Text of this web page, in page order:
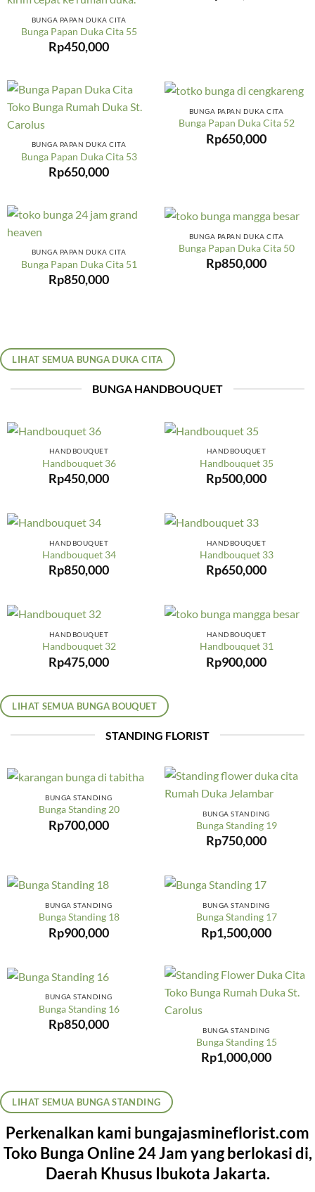
BUNGA PAPAN DUKA CITA
Bunga Papan Duka Cita 55
Rp450,000
BUNGA PAPAN DUKA CITA
Bunga Papan Duka Cita 53
Rp650,000
BUNGA PAPAN DUKA CITA
Bunga Papan Duka Cita 52
Rp650,000
BUNGA PAPAN DUKA CITA
Bunga Papan Duka Cita 51
Rp850,000
BUNGA PAPAN DUKA CITA
Bunga Papan Duka Cita 50
Rp850,000
LIHAT SEMUA BUNGA DUKA CITA
BUNGA HANDBOUQUET
HANDBOUQUET
Handbouquet 36
Rp450,000
HANDBOUQUET
Handbouquet 35
Rp500,000
HANDBOUQUET
Handbouquet 34
Rp850,000
HANDBOUQUET
Handbouquet 33
Rp650,000
HANDBOUQUET
Handbouquet 32
Rp475,000
HANDBOUQUET
Handbouquet 31
Rp900,000
LIHAT SEMUA BUNGA BOUQUET
STANDING FLORIST
BUNGA STANDING
Bunga Standing 20
Rp700,000
BUNGA STANDING
Bunga Standing 19
Rp750,000
BUNGA STANDING
Bunga Standing 18
Rp900,000
BUNGA STANDING
Bunga Standing 17
Rp1,500,000
BUNGA STANDING
Bunga Standing 16
Rp850,000 BUNGA STANDING
Bunga Standing 15
Rp1,000,000
LIHAT SEMUA BUNGA STANDING
Perkenalkan kami bungajasmineflorist.com
Toko Bunga Online 24 Jam yang berlokasi di,
Daerah Khusus Ibukota Jakarta.